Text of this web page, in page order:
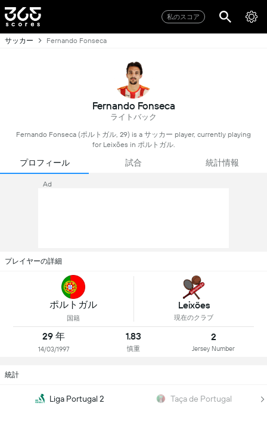
私のスコア
サッカー Fernando Fonseca
Fernando Fonseca
ライトバック
Fernando Fonseca (ポルトガル, 29) is a サッカー player, currently playing
for Leixões in ポルトガル.
プロフィール 試合 統計情報
Ad
プレイヤーの詳細
ポルトガル
国籍
Leixões
現在のクラブ
29 年
14/03/1997
1.83
慎重
2
Jersey Number
統計
Liga Portugal 2 Taça de Portugal